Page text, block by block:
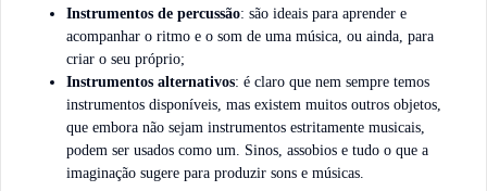
Instrumentos de percussão: são ideais para aprender e
acompanhar o ritmo e o som de uma música, ou ainda, para
criar o seu próprio;
Instrumentos alternativos: é claro que nem sempre temos
instrumentos disponíveis, mas existem muitos outros objetos,
que embora não sejam instrumentos estritamente musicais,
podem ser usados como um. Sinos, assobios e tudo o que a
imaginação sugere para produzir sons e músicas.